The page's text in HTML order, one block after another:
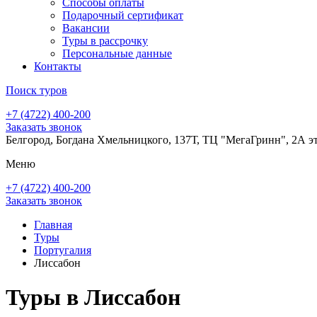
Подарочный сертификат
Вакансии
Туры в рассрочку
Персональные данные
Контакты
Поиск туров
+7 (4722) 400-200
Заказать звонок
Белгород, Богдана Хмельницкого, 137Т, ТЦ "МегаГринн", 2А
Меню
+7 (4722) 400-200
Заказать звонок
Главная
Туры
Португалия
Лиссабон
Туры в Лиссабон